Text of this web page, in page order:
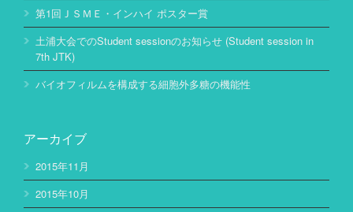
第1回ＪＳＭＥ・インハイ ポスター賞
土浦大会でのStudent sessionのお知らせ (Student session in
7th JTK)
バイオフィルムを構成する細胞外多糖の機能性
アーカイブ
2015年11月
2015年10月